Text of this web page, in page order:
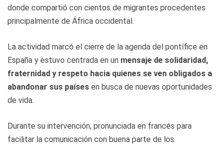
donde compartió con cientos de migrantes procedentes
principalmente de África occidental.
La actividad marcó el cierre de la agenda del pontífice en
España y estuvo centrada en un mensaje de solidaridad,
fraternidad y respeto hacia quienes se ven obligados a
abandonar sus países en busca de nuevas oportunidades
de vida.
Durante su intervención, pronunciada en francés para
facilitar la comunicación con buena parte de los